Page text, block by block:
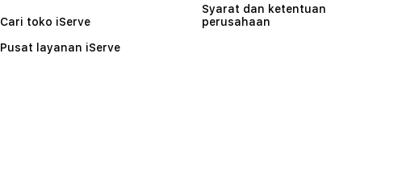
Cari toko iServe
Pusat layanan iServe
Syarat dan ketentuan
perusahaan